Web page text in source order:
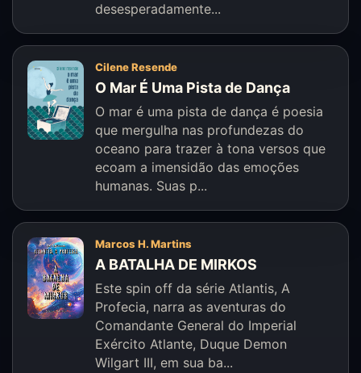
desesperadamente...
Cilene Resende
O Mar É Uma Pista de Dança
O mar é uma pista de dança é poesia
que mergulha nas profundezas do
oceano para trazer à tona versos que
ecoam a imensidão das emoções
humanas. Suas p...
Marcos H. Martins
A BATALHA DE MIRKOS
Este spin off da série Atlantis, A
Profecia, narra as aventuras do
Comandante General do Imperial
Exército Atlante, Duque Demon
Wilgart III, em sua ba...